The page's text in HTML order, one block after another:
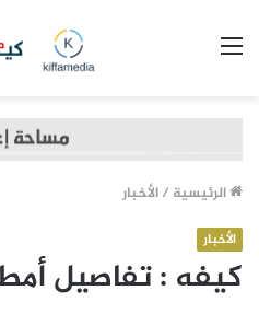
الرئيسية /الأخبار
الأخبار
كيفه : تفاصيل